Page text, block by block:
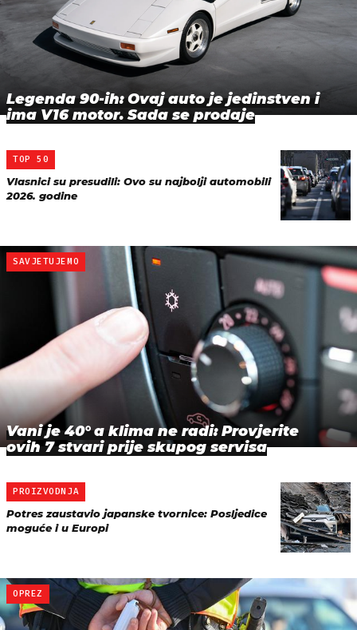
Legenda 90-ih: Ovaj auto je jedinstven i
ima V16 motor. Sada se prodaje
TOP 50
Vlasnici su presudili: Ovo su najbolji automobili
2026. godine
SAVJETUJEMO
Vani je 40° a klima ne radi: Provjerite
ovih 7 stvari prije skupog servisa
PROIZVODNJA
Potres zaustavio japanske tvornice: Posljedice
moguće i u Europi
OPREZ